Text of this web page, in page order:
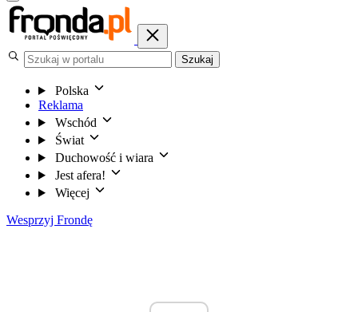
Szukaj
Polska
Reklama
Wschód
Świat
Duchowość i wiara
Jest afera!
Więcej
Wesprzyj Frondę